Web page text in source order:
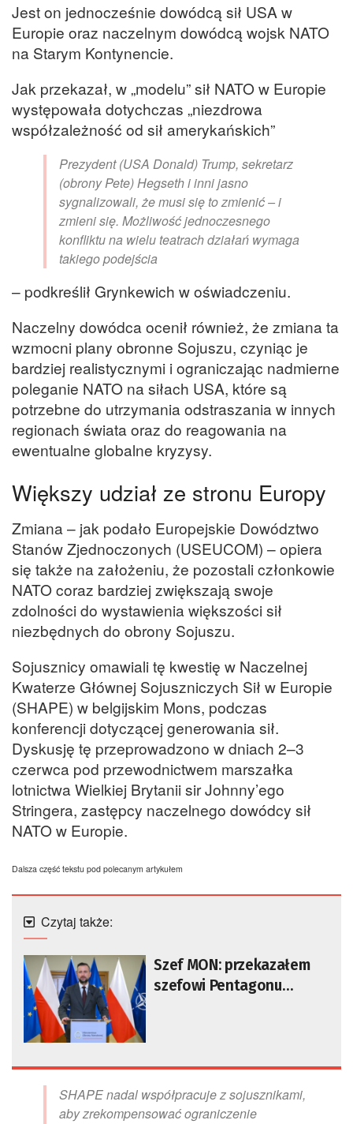
Jest on jednocześnie dowódcą sił USA w
Europie oraz naczelnym dowódcą wojsk NATO
na Starym Kontynencie.
Jak przekazał, w „modelu” sił NATO w Europie
występowała dotychczas „niezdrowa
współzależność od sił amerykańskich”
Prezydent (USA Donald) Trump, sekretarz
(obrony Pete) Hegseth i inni jasno
sygnalizowali, że musi się to zmienić – i
zmieni się. Możliwość jednoczesnego
konfliktu na wielu teatrach działań wymaga
takiego podejścia
– podkreślił Grynkewich w oświadczeniu.
Naczelny dowódca ocenił również, że zmiana ta
wzmocni plany obronne Sojuszu, czyniąc je
bardziej realistycznymi i ograniczając nadmierne
poleganie NATO na siłach USA, które są
potrzebne do utrzymania odstraszania w innych
regionach świata oraz do reagowania na
ewentualne globalne kryzysy.
Większy udział ze stronu Europy
Zmiana – jak podało Europejskie Dowództwo
Stanów Zjednoczonych (USEUCOM) – opiera
się także na założeniu, że pozostali członkowie
NATO coraz bardziej zwiększają swoje
zdolności do wystawienia większości sił
niezbędnych do obrony Sojuszu.
Sojusznicy omawiali tę kwestię w Naczelnej
Kwaterze Głównej Sojuszniczych Sił w Europie
(SHAPE) w belgijskim Mons, podczas
konferencji dotyczącej generowania sił.
Dyskusję tę przeprowadzono w dniach 2–3
czerwca pod przewodnictwem marszałka
lotnictwa Wielkiej Brytanii sir Johnny’ego
Stringera, zastępcy naczelnego dowódcy sił
NATO w Europie.
Dalsza część tekstu pod polecanym artykułem
Czytaj także:
Szef MON: przekazałem
szefowi Pentagonu
SHAPE nadal współpracuje z sojusznikami,
aby zrekompensować ograniczenie